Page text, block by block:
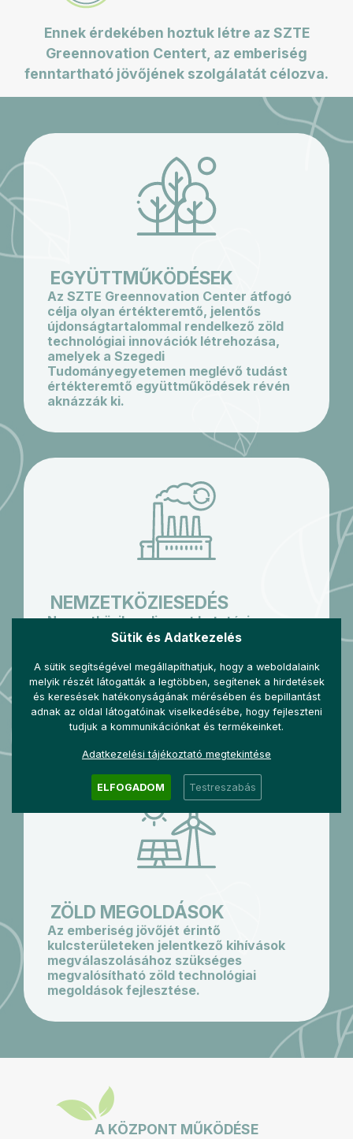
Ennek érdekében hoztuk létre az SZTE
Greennovation Centert, az emberiség
fenntartható jövőjének szolgálatát célozva.
EGYÜTTMŰKÖDÉSEK
Az SZTE Greennovation Center átfogó
célja olyan értékteremtő, jelentős
újdonságtartalommal rendelkező zöld
technológiai innovációk létrehozása,
amelyek a Szegedi
Tudományegyetemen meglévő tudást
értékteremtő együttműködések révén
aknázzák ki.
NEMZETKÖZIESEDÉS
Nemzetközileg elismert kutatási,
fejlesztési és innovációs központtá
világszínvonalú zöld technológiai
megoldások fejlesztését a fenntartható
fejlődés és az emberiség élhető
jövőjének biztosítása érdekében.
ZÖLD MEGOLDÁSOK
Az emberiség jövőjét érintő
kulcsterületeken jelentkező kihívások
megválaszolásához szükséges
megvalósítható zöld technológiai
megoldások fejlesztése.
A KÖZPONT MŰKÖDÉSE
Sütik és Adatkezelés
A sütik segítségével megállapíthatjuk, hogy a weboldalaink
melyik részét látogatták a legtöbben, segítenek a hirdetések
és keresések hatékonyságának mérésében és bepillantást
adnak az oldal látogatóinak viselkedésébe, hogy fejleszteni
tudjuk a kommunikációnkat és termékeinket.
Adatkezelési tájékoztató megtekintése
ELFOGADOM Testreszabás